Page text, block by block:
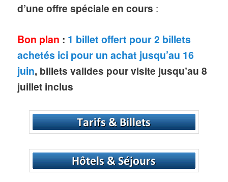
d’une offre spéciale en cours :
Bon plan : 1 billet offert pour 2 billets
achetés ici pour un achat jusqu’au 16
juin, billets valides pour visite jusqu’au 8
juillet inclus